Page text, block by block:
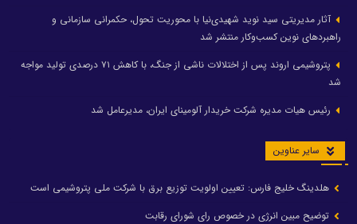
آثار مدیریتی سید نوید شهیدی‌نیا با محوریت تحول، حکمرانی سازمانی و
راهبردهای نوین کسب‌وکار منتشر شد
پتروشیمی اروند پس از اختلالات ناشی از جنگ، با کاهش ۷۱ درصدی تولید مواجه
شد
رئیس هیات مدیره شرکت خریدار آلومینای ایران، مدیرعامل شد
سایر عناوین
هلدینگ خلیج فارس: تعیین اولویت توزیع برق با شرکت ملی پتروشیمی است
توضیح مبین انرژی در خصوص رای شورای رقابت